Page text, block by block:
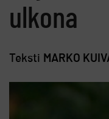
ulkona
Teksti MARKO